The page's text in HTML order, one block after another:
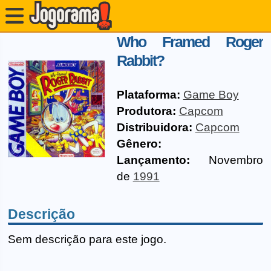
Who Framed Roger
Rabbit?
Plataforma: Game Boy
Produtora: Capcom
Distribuidora: Capcom
Gênero:
Lançamento: Novembro
de 1991
Descrição
Sem descrição para este jogo.